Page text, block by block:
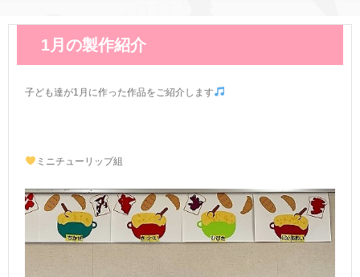
1月の製作紹介
子ども達が1月に作った作品をご紹介します
ミニチューリップ組